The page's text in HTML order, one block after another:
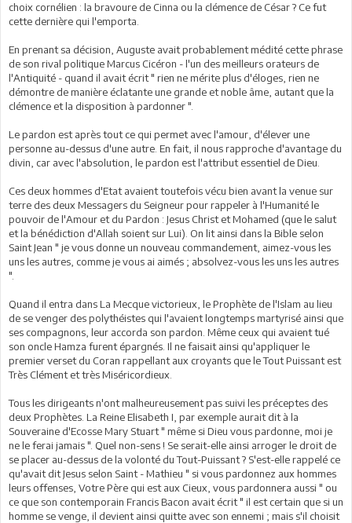
choix cornélien : la bravoure de Cinna ou la clémence de César ? Ce fut
cette dernière qui l'emporta.
En prenant sa décision, Auguste avait probablement médité cette phrase
de son rival politique Marcus Cicéron - l'un des meilleurs orateurs de
l'Antiquité - quand il avait écrit " rien ne mérite plus d'éloges, rien ne
démontre de manière éclatante une grande et noble âme, autant que la
clémence et la disposition à pardonner ".
Le pardon est après tout ce qui permet avec l'amour, d'élever une
personne au-dessus d'une autre. En fait, il nous rapproche d'avantage du
divin, car avec l'absolution, le pardon est l'attribut essentiel de Dieu.
Ces deux hommes d'Etat avaient toutefois vécu bien avant la venue sur
terre des deux Messagers du Seigneur pour rappeler à l'Humanité le
pouvoir de l'Amour et du Pardon : Jesus Christ et Mohamed (que le salut
et la bénédiction d'Allah soient sur Lui). On lit ainsi dans la Bible selon
Saint Jean " je vous donne un nouveau commandement, aimez-vous les
uns les autres, comme je vous ai aimés ; absolvez-vous les uns les autres
".
Quand il entra dans La Mecque victorieux, le Prophète de l'Islam au lieu
de se venger des polythéistes qui l'avaient longtemps martyrisé ainsi que
ses compagnons, leur accorda son pardon. Même ceux qui avaient tué
son oncle Hamza furent épargnés. Il ne faisait ainsi qu'appliquer le
premier verset du Coran rappellant aux croyants que le Tout Puissant est
Très Clément et très Miséricordieux.
Tous les dirigeants n'ont malheureusement pas suivi les préceptes des
deux Prophètes. La Reine Elisabeth I, par exemple aurait dit à la
Souveraine d'Ecosse Mary Stuart " même si Dieu vous pardonne, moi je
ne le ferai jamais ". Quel non-sens ! Se serait-elle ainsi arroger le droit de
se placer au-dessus de la volonté du Tout-Puissant ? S'est-elle rappelé ce
qu'avait dit Jesus selon Saint - Mathieu " si vous pardonnez aux hommes
leurs offenses, Votre Père qui est aux Cieux, vous pardonnera aussi " ou
ce que son contemporain Francis Bacon avait écrit " il est certain que si un
homme se venge, il devient ainsi quitte avec son ennemi ; mais s'il choisit